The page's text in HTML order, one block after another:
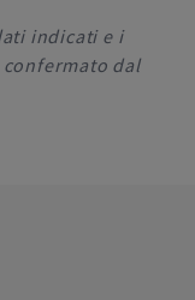
indicati e i
dal